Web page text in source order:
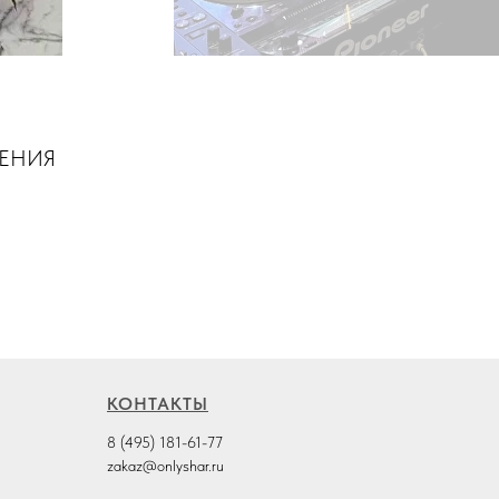
КОНТАКТЫ
8 (495) 181-61-77
zakaz@onlyshar.ru